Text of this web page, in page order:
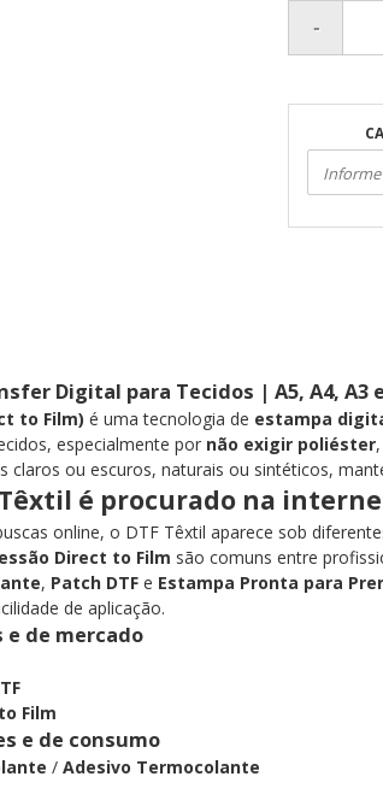
Digital para Tecidos | A5, A4, A3
to Film) é uma tecnologia de estampa
especialmente por não exigir poliéster
claros ou escuros, naturais ou sintéticos,
Têxtil é procurado na
online, o DTF Têxtil aparece sob
Direct to Film são comuns entre
, Patch DTF e Estampa Pronta para
de aplicação.
e de mercado
Film
e de consumo
/ Adesivo Termocolante